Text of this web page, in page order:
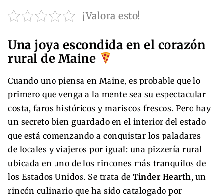
¡Valora esto!
Una joya escondida en el corazón
rural de Maine
Cuando uno piensa en Maine, es probable que lo
primero que venga a la mente sea su espectacular
costa, faros históricos y mariscos frescos. Pero hay
un secreto bien guardado en el interior del estado
que está comenzando a conquistar los paladares
de locales y viajeros por igual: una pizzería rural
ubicada en uno de los rincones más tranquilos de
los Estados Unidos. Se trata de Tinder Hearth, un
rincón culinario que ha sido catalogado por